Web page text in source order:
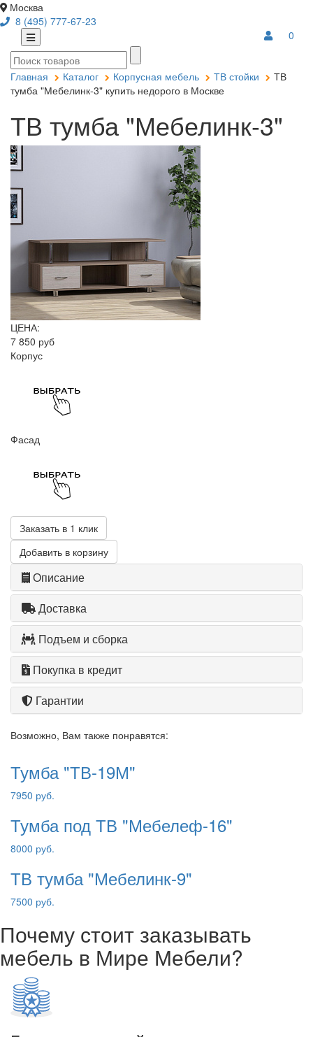
Москва
8 (495) 777-67-23
0
Главная Каталог Корпусная мебель ТВ стойки
ТВ
тумба "Мебелинк-3" купить недорого в Москве
ТВ тумба "Мебелинк-3"
ЦЕНА:
7 850 руб
Корпус
Фасад
Заказать в 1 клик
Добавить в корзину
Описание
Доставка
Подъем и сборка
Покупка в кредит
Гарантии
Возможно, Вам также понравятся:
Тумба "ТВ-19М"
7950 руб.
Тумба под ТВ "Мебелеф-16"
8000 руб.
ТВ тумба "Мебелинк-9"
7500 руб.
Почему стоит заказывать
мебель в Мире Мебели?